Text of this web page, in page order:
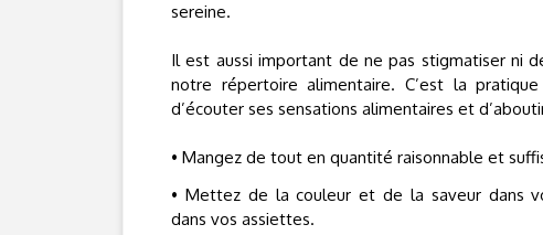
sereine.
Il est aussi important de ne pas stigmatiser ni
notre répertoire alimentaire. C’est la
d’écouter ses sensations alimentaires et
• Mangez de tout en quantité raisonnable et
• Mettez de la couleur et de la saveur dans
dans vos assiettes.